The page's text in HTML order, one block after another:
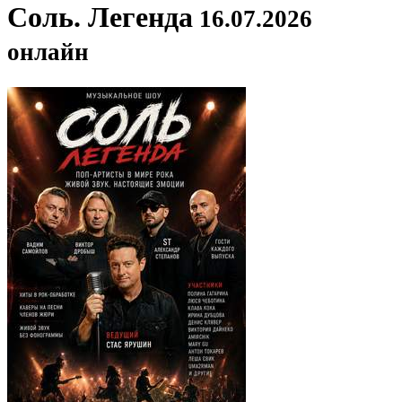
Соль. Легенда 16.07.2026
онлайн